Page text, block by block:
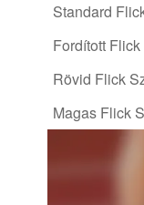
Standard
Fordított
Rövid Flick
Magas Flick